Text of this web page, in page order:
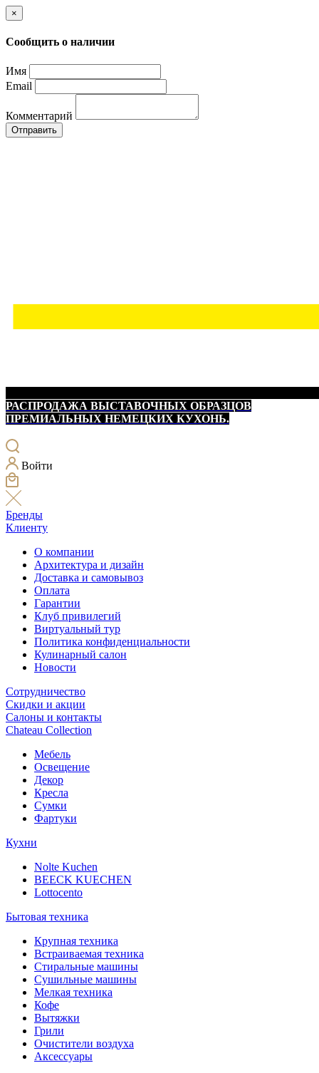
×
Сообщить о наличии
Имя
Email
Комментарий
Отправить
РАСПРОДАЖА ВЫСТАВОЧНЫХ ОБРАЗЦОВ
ПРЕМИАЛЬНЫХ НЕМЕЦКИХ КУХОНЬ.
Войти
Бренды
Клиенту
О компании
Архитектура и дизайн
Доставка и самовывоз
Оплата
Гарантии
Клуб привилегий
Виртуальный тур
Политика конфиденциальности
Кулинарный салон
Новости
Сотрудничество
Скидки и акции
Салоны и контакты
Chateau Collection
Мебель
Освещение
Декор
Кресла
Сумки
Фартуки
Кухни
Nolte Kuchen
BEECK KUECHEN
Lottocento
Бытовая техника
Крупная техника
Встраиваемая техника
Стиральные машины
Сушильные машины
Мелкая техника
Кофе
Вытяжки
Грили
Очистители воздуха
Аксессуары